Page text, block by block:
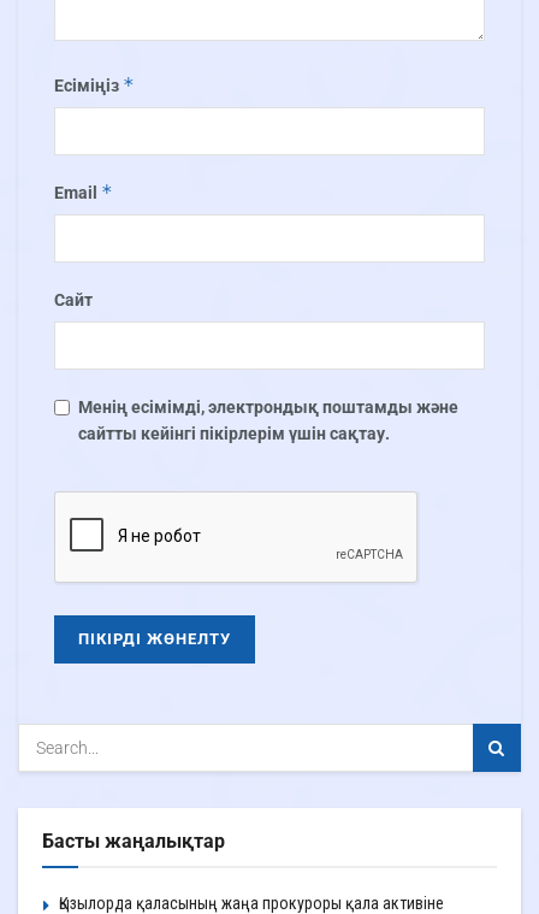
Есіміңіз *
Email *
Сайт
Менің есімімді, электрондық поштамды және
сайтты кейінгі пікірлерім үшін сақтау.
Басты жаңалықтар
Қызылорда қаласының жаңа прокуроры қала активіне